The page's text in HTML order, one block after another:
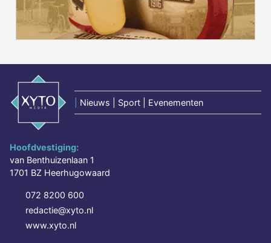
Nieuws | Sport | Evenementen
Hoofdvestiging:
van Benthuizenlaan 1
1701 BZ Heerhugowaard
072 8200 600
redactie@xyto.nl
www.xyto.nl